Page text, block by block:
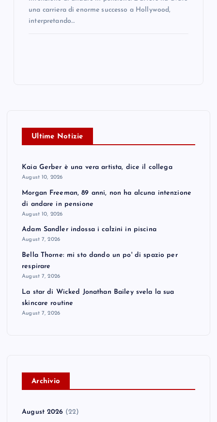
una carriera di enorme successo a Hollywood,
interpretando…
Ultime Notizie
Kaia Gerber è una vera artista, dice il collega
August 10, 2026
Morgan Freeman, 89 anni, non ha alcuna intenzione
di andare in pensione
August 10, 2026
Adam Sandler indossa i calzini in piscina
August 7, 2026
Bella Thorne: mi sto dando un po' di spazio per
respirare
August 7, 2026
La star di Wicked Jonathan Bailey svela la sua
skincare routine
August 7, 2026
Archivio
August 2026 (22)